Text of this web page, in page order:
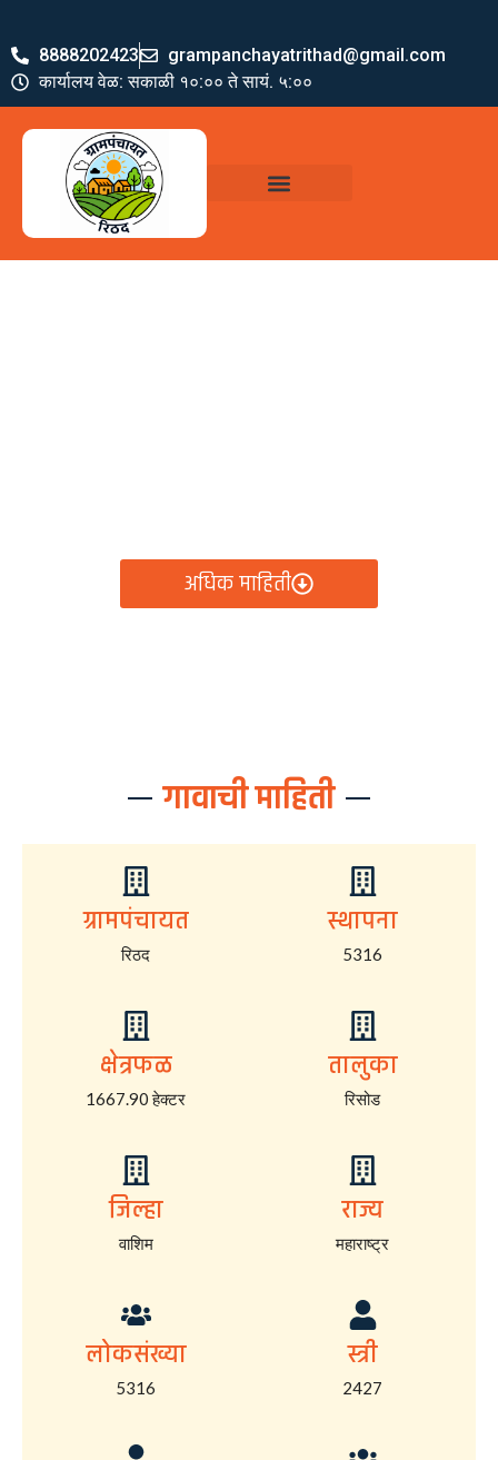
8888202423
grampanchayatrithad@gmail.com
कार्यालय वेळ: सकाळी १०:०० ते सायं. ५:००
अधिक माहिती
गावाची माहिती
ग्रामपंचायत
रिठद
स्थापना
5316
क्षेत्रफळ
1667.90 हेक्टर
तालुका
रिसोड
जिल्हा
वाशिम
राज्य
महाराष्ट्र
लोकसंख्या
5316
स्त्री
2427